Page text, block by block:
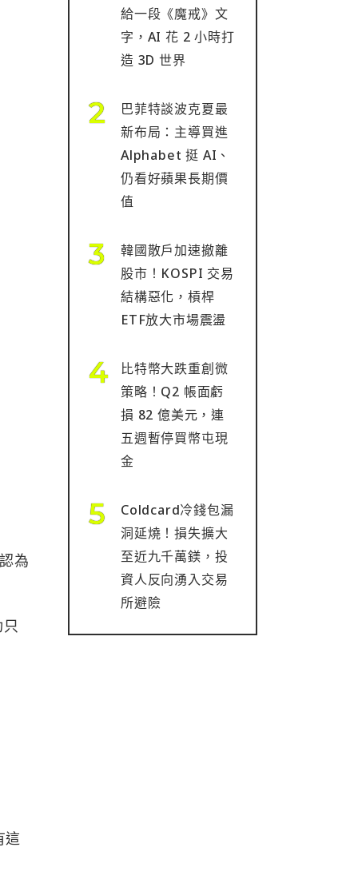
為
這
給一段《魔戒》文
字，AI 花 2 小時打
造 3D 世界
巴菲特談波克夏最
新布局：主導買進
Alphabet 挺 AI、
仍看好蘋果長期價
值
韓國散戶加速撤離
股市！KOSPI 交易
結構惡化，槓桿
ETF放大市場震盪
比特幣大跌重創微
策略！Q2 帳面虧
損 82 億美元，連
五週暫停買幣屯現
金
Coldcard冷錢包漏
洞延燒！損失擴大
至近九千萬鎂，投
資人反向湧入交易
所避險